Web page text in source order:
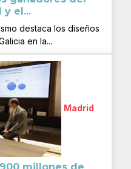
y el...
destaca los diseños
en la...
Madrid
millones de